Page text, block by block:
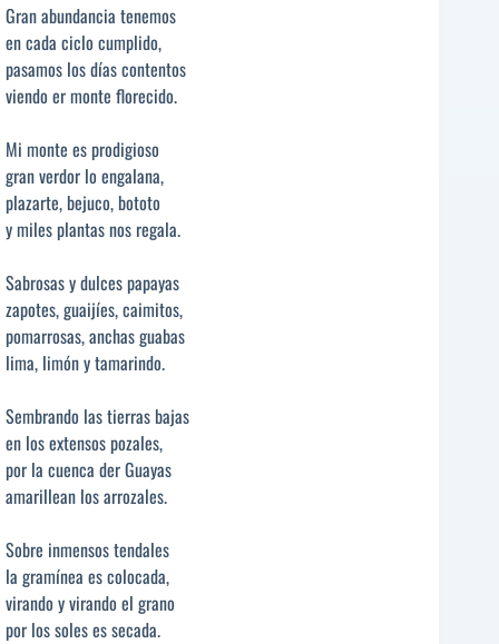
Gran abundancia tenemos
en cada ciclo cumplido,
pasamos los días contentos
viendo er monte florecido.
Mi monte es prodigioso
gran verdor lo engalana,
plazarte, bejuco, bototo
y miles plantas nos regala.
Sabrosas y dulces papayas
zapotes, guaijíes, caimitos,
pomarrosas, anchas guabas
lima, limón y tamarindo.
Sembrando las tierras bajas
en los extensos pozales,
por la cuenca der Guayas
amarillean los arrozales.
Sobre inmensos tendales
la gramínea es colocada,
virando y virando el grano
por los soles es secada.